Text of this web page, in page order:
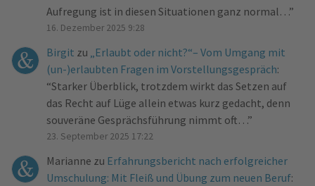
Aufregung ist in diesen Situationen ganz normal… ”
16. Dezember 2025 9:28
Birgit zu „Erlaubt oder nicht?“– Vom Umgang mit
(un-)erlaubten Fragen im Vorstellungsgespräch:
“Starker Überblick, trotzdem wirkt das Setzen auf
das Recht auf Lüge allein etwas kurz gedacht, denn
souveräne Gesprächsführung nimmt oft… ”
23. September 2025 17:22
Marianne zu Erfahrungsbericht nach erfolgreicher
Umschulung: Mit Fleiß und Übung zum neuen Beruf: